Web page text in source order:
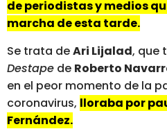
de periodistas y medios
marcha de esta tarde.
Se trata deAri Lijalad, que
Destape de Roberto
en el peor momento de la
coronavirus, lloraba por
Fernández.